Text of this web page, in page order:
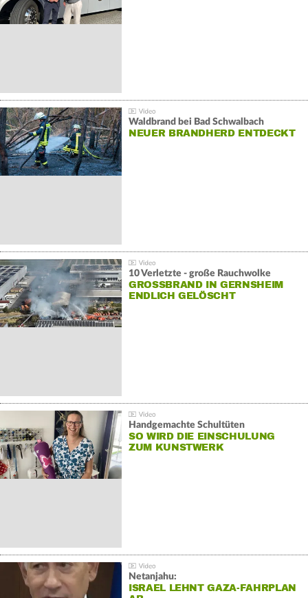
Waldbrand bei Bad Schwalbach
NEUER BRANDHERD ENTDECKT
10 Verletzte - große Rauchwolke
GROSSBRAND IN GERNSHEIM E
NDLICH GELÖSCHT
Handgemachte Schultüten
SO WIRD DIE EINSCHULUNG
ZUM KUNSTWERK
Netanjahu:
ISRAEL LEHNT GAZA-FAHRPLAN